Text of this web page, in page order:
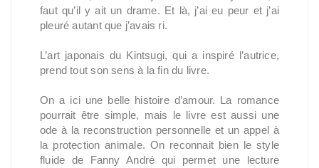
faut qu’il y ait un drame. Et là, j’ai eu peur et j’ai
pleuré autant que j’avais ri.
L’art japonais du Kintsugi, qui a inspiré l’autrice,
prend tout son sens à la fin du livre.
On a ici une belle histoire d’amour. La romance
pourrait être simple, mais le livre est aussi une
ode à la reconstruction personnelle et un appel à
la protection animale. On reconnait bien le style
fluide de Fanny André qui permet une lecture